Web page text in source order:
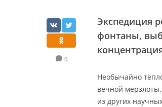
0
Экспедиция
фонтаны,
Необычайно
вечной мерзлоты.
из других